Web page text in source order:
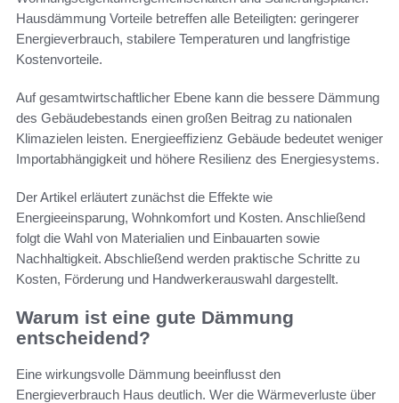
Hausdämmung Vorteile betreffen alle Beteiligten: geringerer
Energieverbrauch, stabilere Temperaturen und langfristige
Kostenvorteile.
Auf gesamtwirtschaftlicher Ebene kann die bessere Dämmung
des Gebäudebestands einen großen Beitrag zu nationalen
Klimazielen leisten. Energieeffizienz Gebäude bedeutet weniger
Importabhängigkeit und höhere Resilienz des Energiesystems.
Der Artikel erläutert zunächst die Effekte wie
Energieeinsparung, Wohnkomfort und Kosten. Anschließend
folgt die Wahl von Materialien und Einbauarten sowie
Nachhaltigkeit. Abschließend werden praktische Schritte zu
Kosten, Förderung und Handwerkerauswahl dargestellt.
Warum ist eine gute Dämmung
entscheidend?
Eine wirkungsvolle Dämmung beeinflusst den
Energieverbrauch Haus deutlich. Wer die Wärmeverluste über